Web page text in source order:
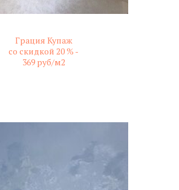
Грация Купаж
со скидкой 20 % -
369 руб/м2